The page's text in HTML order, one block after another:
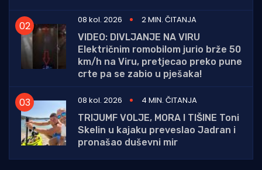
08 kol. 2026
2 MIN. ČITANJA
VIDEO: DIVLJANJE NA VIRU
Električnim romobilom jurio brže 50
km/h na Viru, pretjecao preko pune
crte pa se zabio u pješaka!
08 kol. 2026
4 MIN. ČITANJA
TRIJUMF VOLJE, MORA I TIŠINE Toni
Skelin u kajaku preveslao Jadran i
pronašao duševni mir